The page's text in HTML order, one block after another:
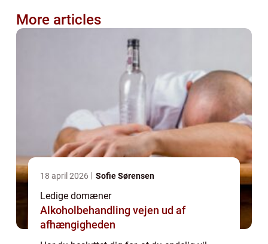
More articles
18 april 2026 Sofie Sørensen
Ledige domæner
Alkoholbehandling vejen ud af
afhængigheden